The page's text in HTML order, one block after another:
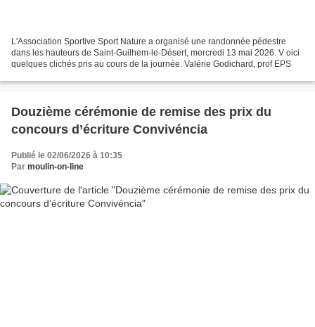
L'Association Sportive Sport Nature a organisé une randonnée pédestre
dans les hauteurs de Saint-Guilhem-le-Désert, mercredi 13 mai 2026. V oici
quelques clichés pris au cours de la journée. Valérie Godichard, prof EPS
Douzième cérémonie de remise des prix du
concours d’écriture Convivéncia
Publié le 02/06/2026 à 10:35
Par moulin-on-line